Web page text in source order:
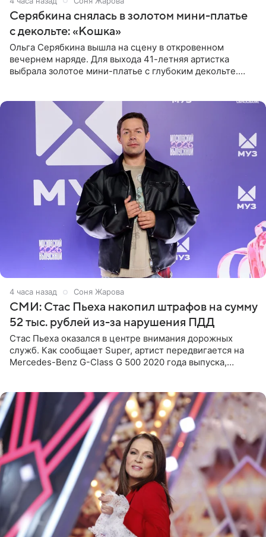
Серябкина снялась в золотом мини-платье
с декольте: «Кошка»
Ольга Серябкина вышла на сцену в откровенном
вечернем наряде. Для выхода 41-летняя артистка
выбрала золотое мини-платье с глубоким декольте.
4 часа назад Соня Жарова
СМИ: Стас Пьеха накопил штрафов на сумму
52 тыс. рублей из-за нарушения ПДД
Стас Пьеха оказался в центре внимания дорожных
служб. Как сообщает Super, артист передвигается на
Mercedes-Benz G-Class G 500 2020 года выпуска,